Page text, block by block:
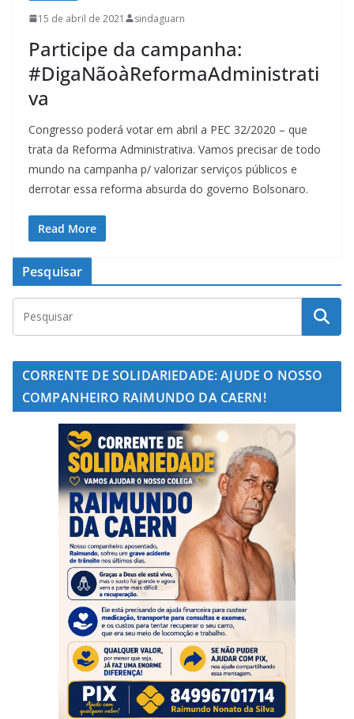
15 de abril de 2021 sindaguarn
Participe da campanha:
#DigaNãoàReformaAdministrati
va
Congresso poderá votar em abril a PEC 32/2020 – que
trata da Reforma Administrativa. Vamos precisar de todo
mundo na campanha p/ valorizar serviços públicos e
derrotar essa reforma absurda do governo Bolsonaro.
Read More
Pesquisar
CORRENTE DE SOLIDARIEDADE: AJUDE O NOSSO
COMPANHEIRO RAIMUNDO DA CAERN!